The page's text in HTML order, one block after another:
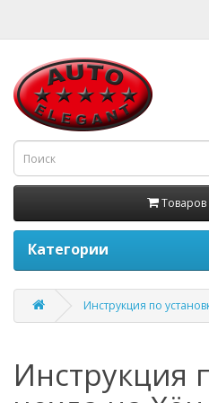
Товаров
Категории
Инструкция по
Инструкция